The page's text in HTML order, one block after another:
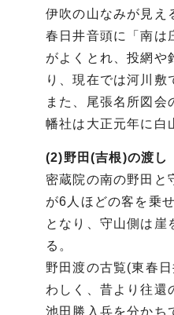
伊吹の山なみが見え
春日井音頭に「南
がよくとれ、投網や
り、現在では河川敷
また、尾張名所図会
幡社は大正元年に白
(2)野田(吉根)の渡し
密蔵院の南の野田と
が6人ほどの客を乗
となり、守山側は崖
る。
野田渡の古覧(東春
わしく、昔より往還
池田勝入兵を分かち